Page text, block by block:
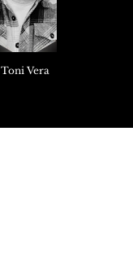
Toni Vera